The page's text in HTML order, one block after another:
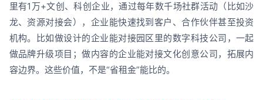
里有1万+文创、科创企业，通过每年数千场社群活动（比如沙
龙、资源对接会），企业能快速找到客户、合作伙伴甚至投资
机构。比如做设计的企业能对接园区里的数字科技公司，一起
做品牌升级项目；做内容的企业能对接文化创意公司，拓展内
容边界。这些价值，不是“省租金”能比的。